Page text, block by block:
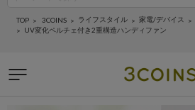
TOP 3COINS ライフスタイル 家電/デバイス
UV変化ペルチェ付き2重構造ハンディファン